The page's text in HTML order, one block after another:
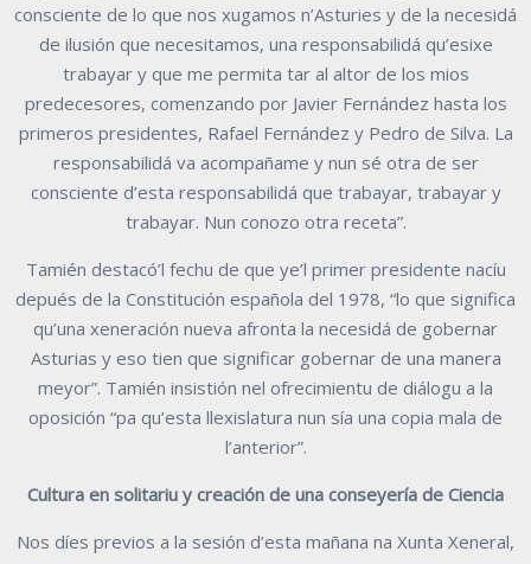
consciente de lo que nos xugamos n’Asturies y de la necesidá
de ilusión que necesitamos, una responsabilidá qu’esixe
trabayar y que me permita tar al altor de los mios
predecesores, comenzando por Javier Fernández hasta los
primeros presidentes, Rafael Fernández y Pedro de Silva. La
responsabilidá va acompañame y nun sé otra de ser
consciente d’esta responsabilidá que trabayar, trabayar y
trabayar. Nun conozo otra receta”.
Tamién destacó’l fechu de que ye’l primer presidente nacíu
depués de la Constitución española del 1978, “lo que significa
qu’una xeneración nueva afronta la necesidá de gobernar
Asturias y eso tien que significar gobernar de una manera
meyor”. Tamién insistión nel ofrecimientu de diálogu a la
oposición “pa qu’esta llexislatura nun sía una copia mala de
l’anterior”.
Cultura en solitariu y creación de una conseyería de Ciencia
Nos díes previos a la sesión d’esta mañana na Xunta Xeneral,